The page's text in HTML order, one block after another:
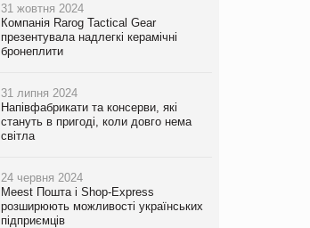
31 жовтня 2024
Компанія Rarog Tactical Gear
презентувала надлегкі керамічні
бронеплити
31 липня 2024
Напівфабрикати та консерви, які
стануть в пригоді, коли довго нема
світла
24 червня 2024
Meest Пошта і Shop-Express
розширюють можливості українських
підприємців